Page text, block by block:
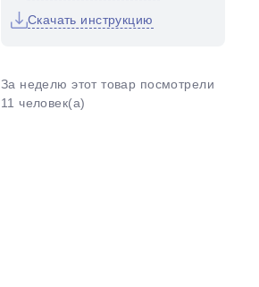
Скачать инструкцию
За неделю этот товар посмотрели
11 человек(а)